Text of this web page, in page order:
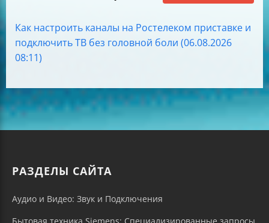
Как настроить каналы на Ростелеком приставке и
подключить ТВ без головной боли (06.08.2026
08:11)
РАЗДЕЛЫ САЙТА
Аудио и Видео: Звук и Подключения